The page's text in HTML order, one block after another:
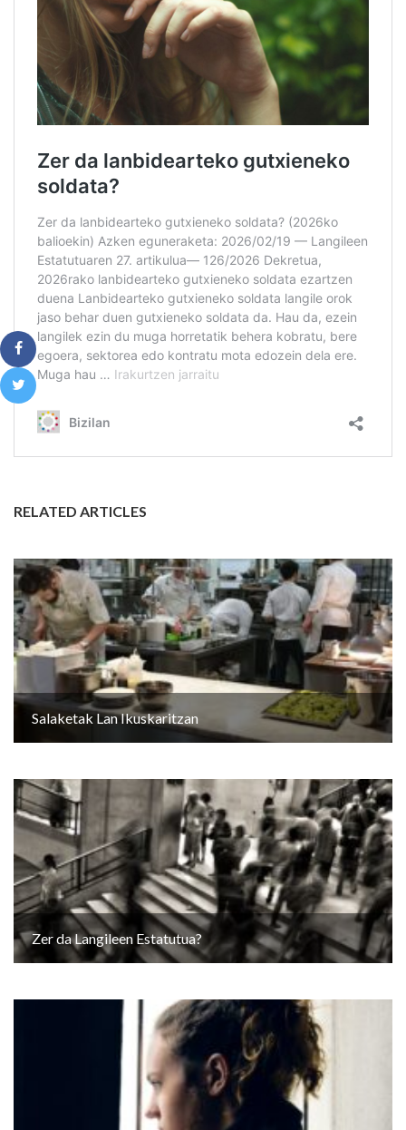
RELATED ARTICLES
Salaketak Lan Ikuskaritzan
Zer da Langileen Estatutua?